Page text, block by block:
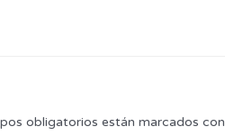
obligatorios están marcados con